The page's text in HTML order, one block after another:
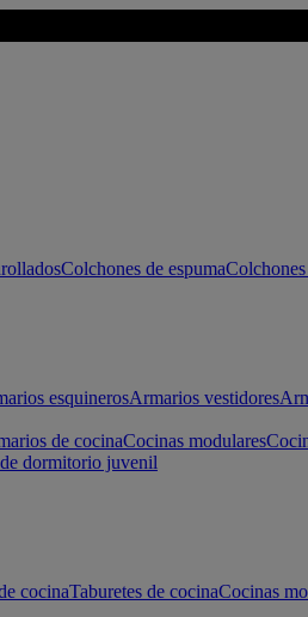
Colchones de espuma
esquinerosArmarios vestidores
de cocinaCocinas modulares
dormitorio juvenil
cocinaTaburetes de cocinaCocinas